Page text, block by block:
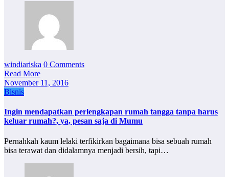
windiariska 0 Comments
Read More
November 11, 2016
Bisnis
Ingin mendapatkan perlengkapan rumah tangga tanpa harus
keluar rumah?, ya, pesan saja di Mumu
Pernahkah kaum lelaki terfikirkan bagaimana bisa sebuah rumah
bisa terawat dan didalamnya menjadi bersih, tapi…